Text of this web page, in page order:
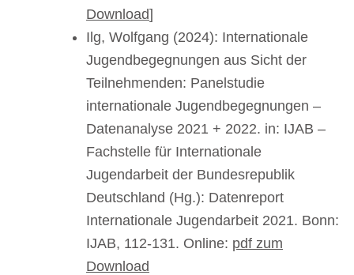
Download]
Ilg, Wolfgang (2024): Internationale
Jugendbegegnungen aus Sicht der
Teilnehmenden: Panelstudie
internationale Jugendbegegnungen –
Datenanalyse 2021 + 2022. in: IJAB –
Fachstelle für Internationale
Jugendarbeit der Bundesrepublik
Deutschland (Hg.): Datenreport
Internationale Jugendarbeit 2021. Bonn:
IJAB, 112-131. Online: pdf zum
Download